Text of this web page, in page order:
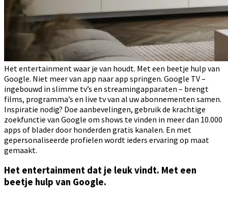
Het entertainment waar je van houdt. Met een beetje hulp van
Google. Niet meer van app naar app springen. Google TV –
ingebouwd in slimme tv’s en streamingapparaten – brengt
films, programma’s en live tv van al uw abonnementen samen.
Inspiratie nodig? Doe aanbevelingen, gebruik de krachtige
zoekfunctie van Google om shows te vinden in meer dan 10.000
apps of blader door honderden gratis kanalen. En met
gepersonaliseerde profielen wordt ieders ervaring op maat
gemaakt.
Het entertainment dat je leuk vindt. Met een
beetje hulp van Google.